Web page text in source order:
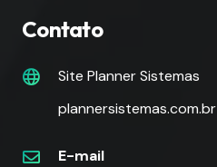
Contato
Site Planner Sistemas
plannersistemas.com.br
E-mail